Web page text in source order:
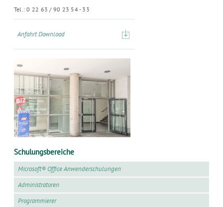
Tel.: 0 22 63 / 90 23 54 - 33
Anfahrt Download
Schulungsbereiche
Microsoft® Office Anwenderschulungen
Administratoren
Programmierer